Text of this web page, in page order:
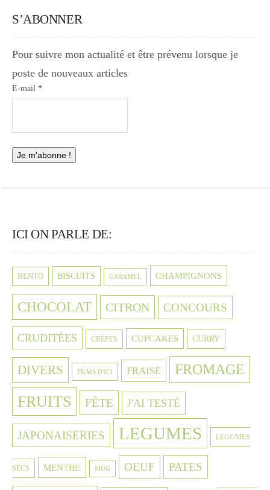
S’ABONNER
Pour suivre mon actualité et être prévenu lorsque je
poste de nouveaux articles
E-mail *
ICI ON PARLE DE:
BENTO BISCUITS CARAMEL CHAMPIGNONS
CHOCOLAT CITRON CONCOURS
CRUDITÉES CRÈPES CUPCAKES CURRY
DIVERS FRAIS D'ICI FRAISE FROMAGE
FRUITS FÊTE J'AI TESTÉ
JAPONAISERIES LEGUMES LEGUMES
SECS MENTHE MUG OEUF PATES